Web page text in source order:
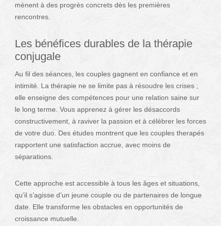
mènent à des progrès concrets dès les premières
rencontres.
Les bénéfices durables de la thérapie
conjugale
Au fil des séances, les couples gagnent en confiance et en
intimité. La thérapie ne se limite pas à résoudre les crises ;
elle enseigne des compétences pour une relation saine sur
le long terme. Vous apprenez à gérer les désaccords
constructivement, à raviver la passion et à célébrer les forces
de votre duo. Des études montrent que les couples therapés
rapportent une satisfaction accrue, avec moins de
séparations.
Cette approche est accessible à tous les âges et situations,
qu’il s’agisse d’un jeune couple ou de partenaires de longue
date. Elle transforme les obstacles en opportunités de
croissance mutuelle.